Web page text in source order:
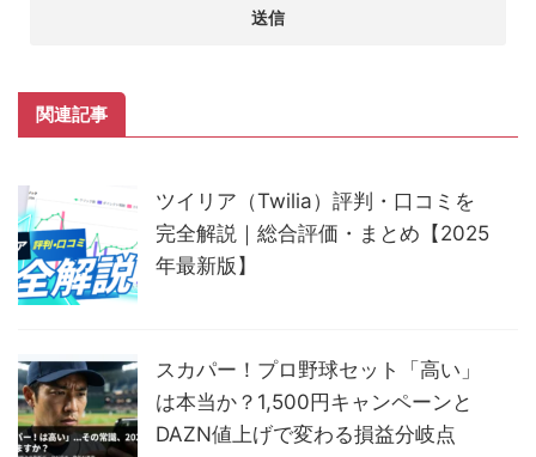
関連記事
ツイリア（Twilia）評判・口コミを
完全解説｜総合評価・まとめ【2025
年最新版】
スカパー！プロ野球セット「高い」
は本当か？1,500円キャンペーンと
DAZN値上げで変わる損益分岐点